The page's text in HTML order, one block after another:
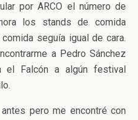
por ARCO el número de
los stands de comida
seguía igual de cara.
a Pedro Sánchez
el Falcón a algún festival
pero me encontré con